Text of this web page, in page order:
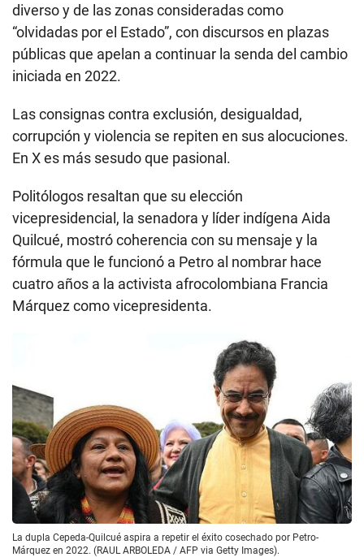
diverso y de las zonas consideradas como
“olvidadas por el Estado”, con discursos en plazas
públicas que apelan a continuar la senda del cambio
iniciada en 2022.
Las consignas contra exclusión, desigualdad,
corrupción y violencia se repiten en sus alocuciones.
En X es más sesudo que pasional.
Politólogos resaltan que su elección
vicepresidencial, la senadora y líder indígena Aida
Quilcué, mostró coherencia con su mensaje y la
fórmula que le funcionó a Petro al nombrar hace
cuatro años a la activista afrocolombiana Francia
Márquez como vicepresidenta.
La dupla Cepeda-Quilcué aspira a repetir el éxito cosechado por Petro-
Márquez en 2022. (RAUL ARBOLEDA / AFP via Getty Images).